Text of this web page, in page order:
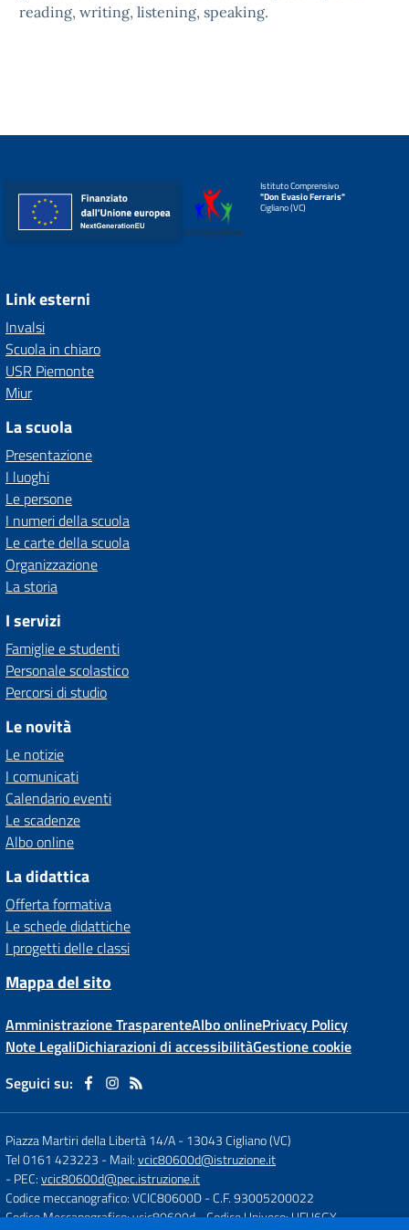
reading, writing, listening, speaking.
Istituto Comprensivo
"Don Evasio Ferraris"
Cigliano (VC)
Link esterni
Invalsi
Scuola in chiaro
USR Piemonte
Miur
La scuola
Presentazione
I luoghi
Le persone
I numeri della scuola
Le carte della scuola
Organizzazione
La storia
I servizi
Famiglie e studenti
Personale scolastico
Percorsi di studio
Le novità
Le notizie
I comunicati
Calendario eventi
Le scadenze
Albo online
La didattica
Offerta formativa
Le schede didattiche
I progetti delle classi
Mappa del sito
Amministrazione TrasparenteAlbo onlinePrivacy Policy
Note LegaliDichiarazioni di accessibilitàGestione cookie
Seguici su:
Piazza Martiri della Libertà 14/A-13043 Cigliano (VC)
Tel 0161 423223 - Mail:vcic80600d@istruzione.it
- PEC:vcic80600d@pec.istruzione.it
Codice meccanografico: VCIC80600D- C.F. 93005200022
Codice Meccanografico: vcic80600d- Codice Univoco: UFU6GX